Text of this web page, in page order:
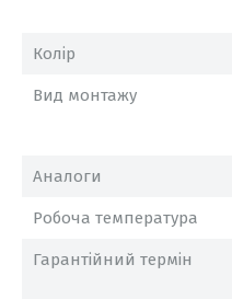
Колір
Вид монтажу
Аналоги
Робоча температура
Гарантійний термін